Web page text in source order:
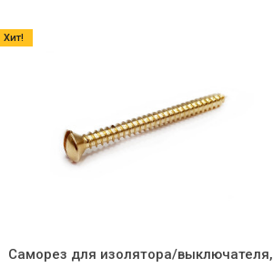
Саморез для изолятора/выключателя,
Хит!